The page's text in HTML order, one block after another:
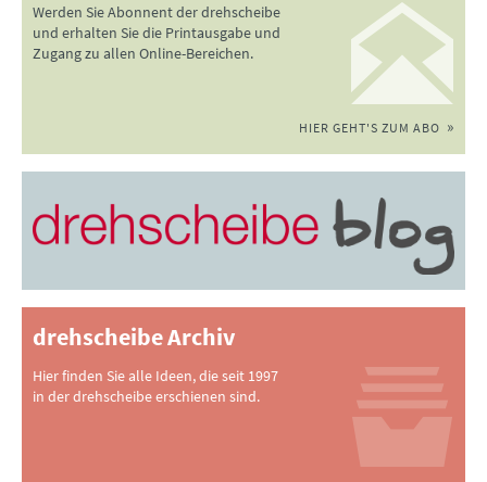
Werden Sie Abonnent der drehscheibe
und erhalten Sie die Printausgabe und
Zugang zu allen Online-Bereichen.
HIER GEHT'S ZUM ABO
drehscheibe Archiv
Hier finden Sie alle Ideen, die seit 1997
in der drehscheibe erschienen sind.